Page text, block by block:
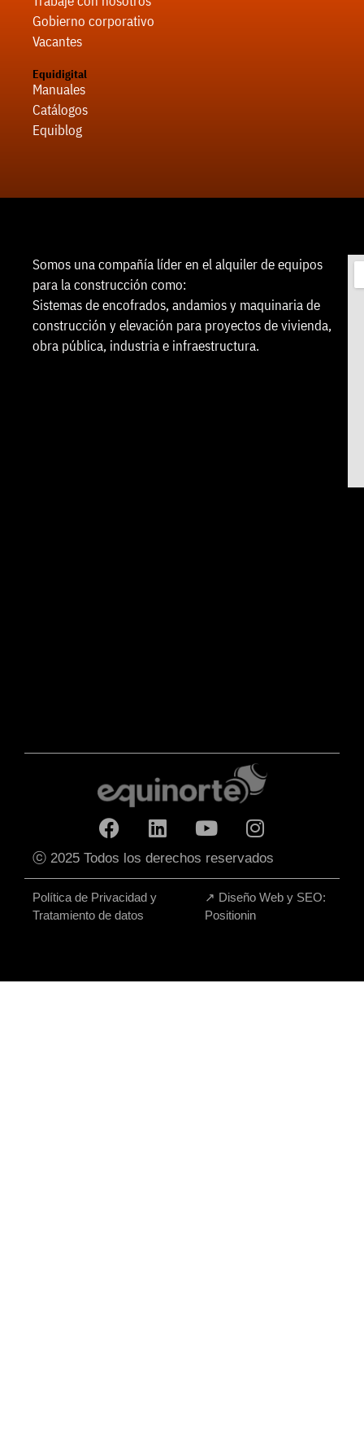
Gobierno corporativo
Vacantes
Equidigital
Manuales
Catálogos
Equiblog
Somos una compañía líder en el alquiler de equipos
para la construcción como:
Sistemas de encofrados, andamios y maquinaria de
construcción y elevación para proyectos de vivienda,
obra pública, industria e infraestructura.
ⓒ 2025 Todos los derechos reservados
Política de Privacidad y
Tratamiento de datos
↗ Diseño Web y SEO:
Positionin